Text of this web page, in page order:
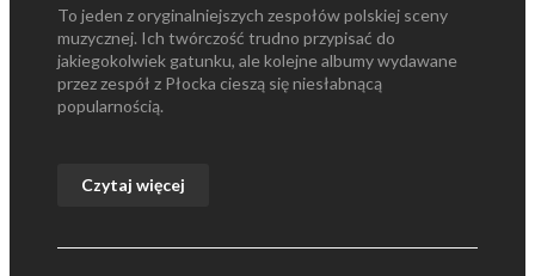
To jeden z oryginalniejszych zespołów polskiej sceny
muzycznej. Ich twórczość trudno przypisać do
jakiegokolwiek gatunku, ale kolejne albumy wydawane
przez zespół z Płocka cieszą się niesłabnącą
popularnością.
Czytaj więcej